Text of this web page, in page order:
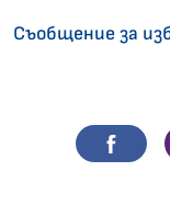
Съобщение за